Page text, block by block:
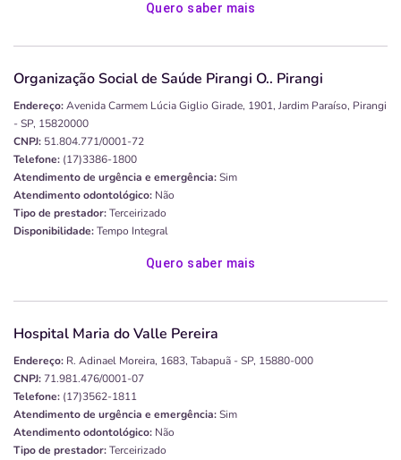
Quero saber mais
Organização Social de Saúde Pirangi O.. Pirangi
Endereço:Avenida Carmem Lúcia Giglio Girade, 1901, Jardim Paraíso, Pirangi
- SP, 15820000
CNPJ: 51.804.771/0001-72
Telefone: (17)3386-1800
Atendimento de urgência e emergência:Sim
Atendimento odontológico: Não
Tipo de prestador:Terceirizado
Disponibilidade:Tempo Integral
Quero saber mais
Hospital Maria do Valle Pereira
Endereço: R. Adinael Moreira, 1683, Tabapuã - SP, 15880-000
CNPJ: 71.981.476/0001-07
Telefone: (17)3562-1811
Atendimento de urgência e emergência:Sim
Atendimento odontológico: Não
Tipo de prestador:Terceirizado